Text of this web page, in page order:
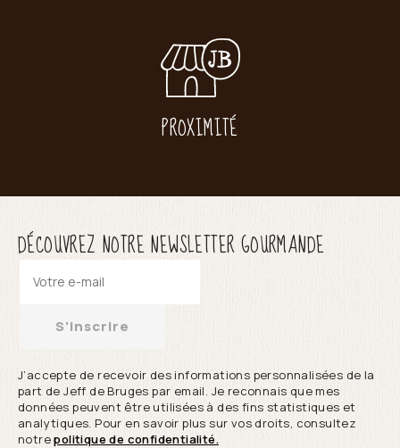
PROXIMITÉ
DÉCOUVREZ NOTRE NEWSLETTER GOURMANDE
S'inscrire
J’accepte de recevoir des informations personnalisées de la
part de Jeff de Bruges par email. Je reconnais que mes
données peuvent être utilisées à des fins statistiques et
analytiques. Pour en savoir plus sur vos droits, consultez
notrepolitique de confidentialité.